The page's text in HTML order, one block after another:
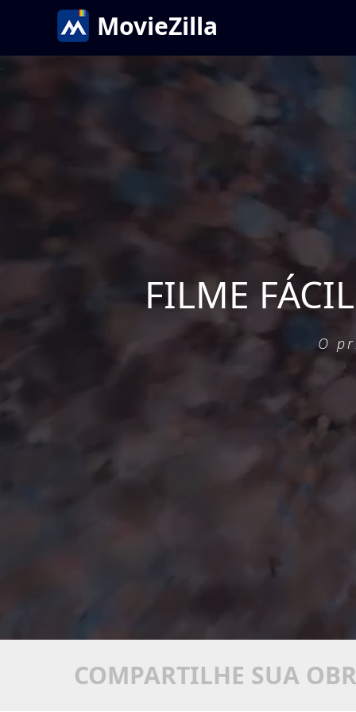
MovieZilla
FILME
O
COMPARTILHE SUA